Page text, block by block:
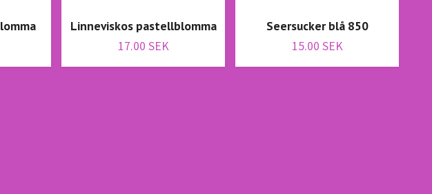
Linneviskos pastellblomma
17.00 SEK
Seersucker blå 850
15.00 SEK